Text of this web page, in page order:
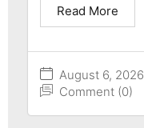
August 6, 2026
Comment (0)
Read More